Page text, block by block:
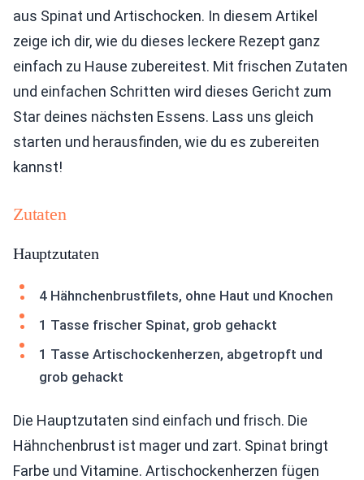
aus Spinat und Artischocken. In diesem Artikel
zeige ich dir, wie du dieses leckere Rezept ganz
einfach zu Hause zubereitest. Mit frischen Zutaten
und einfachen Schritten wird dieses Gericht zum
Star deines nächsten Essens. Lass uns gleich
starten und herausfinden, wie du es zubereiten
kannst!
Zutaten
Hauptzutaten
4 Hähnchenbrustfilets, ohne Haut und Knochen
1 Tasse frischer Spinat, grob gehackt
1 Tasse Artischockenherzen, abgetropft und
grob gehackt
Die Hauptzutaten sind einfach und frisch. Die
Hähnchenbrust ist mager und zart. Spinat bringt
Farbe und Vitamine. Artischockenherzen fügen